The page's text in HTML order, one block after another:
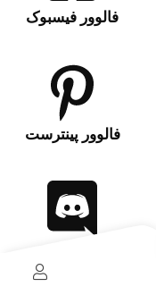
فالوور فیسبوک
فالوور پینترست